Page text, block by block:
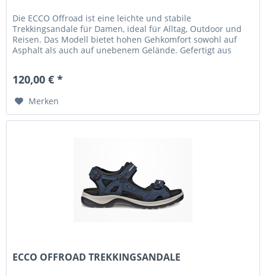
Die ECCO Offroad ist eine leichte und stabile
Trekkingsandale für Damen, ideal für Alltag, Outdoor und
Reisen. Das Modell bietet hohen Gehkomfort sowohl auf
Asphalt als auch auf unebenem Gelände. Gefertigt aus
120,00 € *
Merken
ECCO OFFROAD TREKKINGSANDALE